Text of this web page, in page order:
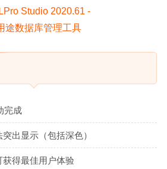
完成
出显示（包括深色）
得最佳用户体验